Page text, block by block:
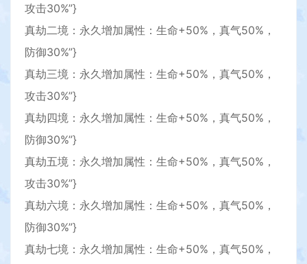
攻击30%”}
真劫二境：永久增加属性：生命+50%，真气50%，
防御30%”}
真劫三境：永久增加属性：生命+50%，真气50%，
攻击30%”}
真劫四境：永久增加属性：生命+50%，真气50%，
防御30%”}
真劫五境：永久增加属性：生命+50%，真气50%，
攻击30%”}
真劫六境：永久增加属性：生命+50%，真气50%，
防御30%”}
真劫七境：永久增加属性：生命+50%，真气50%，